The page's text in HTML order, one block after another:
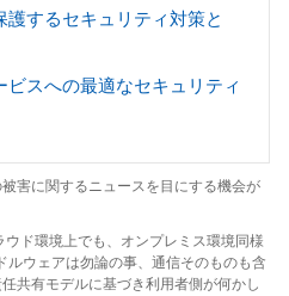
するセキュリティ対策と
スへの最適なセキュリティ
害に関するニュースを目にする機会が
ド環境上でも、オンプレミス環境同様
ルウェアは勿論の事、通信そのものも含
共有モデルに基づき利用者側が何かし